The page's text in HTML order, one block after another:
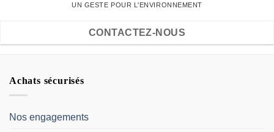
UN GESTE POUR L'ENVIRONNEMENT
CONTACTEZ-NOUS
Achats sécurisés
Nos engagements